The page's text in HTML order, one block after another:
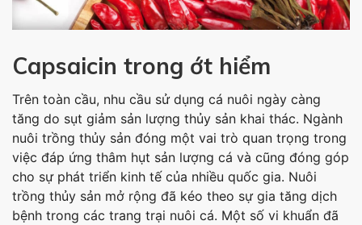
Capsaicin trong ớt hiểm
Trên toàn cầu, nhu cầu sử dụng cá nuôi ngày càng
tăng do sụt giảm sản lượng thủy sản khai thác. Ngành
nuôi trồng thủy sản đóng một vai trò quan trọng trong
việc đáp ứng thâm hụt sản lượng cá và cũng đóng góp
cho sự phát triển kinh tế của nhiều quốc gia. Nuôi
trồng thủy sản mở rộng đã kéo theo sự gia tăng dịch
bệnh trong các trang trại nuôi cá. Một số vi khuẩn đã